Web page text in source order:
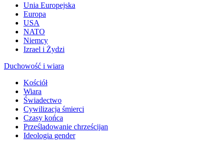
Unia Europejska
Europa
USA
NATO
Niemcy
Izrael i Żydzi
Duchowość i wiara
Kościół
Wiara
Świadectwo
Cywilizacja śmierci
Czasy końca
Prześladowanie chrześcijan
Ideologia gender